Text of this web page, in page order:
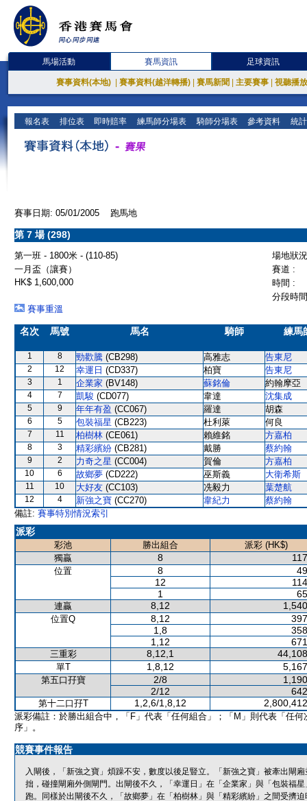
馬場活動 賽馬資訊 足球資訊
賽事資料(本地) 賽事資料(越洋轉播) 賽馬新聞 主要賽事 視聽播
報名表 排位表 即時賠率 練馬師分場表 騎師分場表 參考資料 統
賽事日期: 05/01/2005 跑馬地
第 7 場 (298)
第一班 - 1800米 - (110-85)
場地狀
一月盃（讓賽）
賽道 :
HK$ 1,600,000
時間 :
分段時
賽事重溫
名次 馬號 馬名 騎師 練馬
1 8 勁歡騰 (CB298) 高雅志 告東尼
2 12 幸運日 (CD337) 柏寶 告東尼
3 1 企業家 (BV148) 蘇銘倫 約翰摩亞
4 7 凱駿 (CD077) 韋達 沈集成
5 9 年年有盈 (CC067) 羅達 胡森
6 5 包裝福星 (CB223) 杜利萊 何良
7 11 柏樹林 (CE061) 賴維銘 方嘉柏
8 3 精彩繽紛 (CB281) 戴勝 蔡約翰
9 2 力奇之星 (CC004) 賀倫 方嘉柏
10 6 故鄉夢 (CD222) 巫斯義 大衛希斯
11 10 大好友 (CC103) 冼毅力 葉楚航
12 4 新強之寶 (CC270) 韋紀力
蔡約翰
備註: 賽事特別情況索引
派彩
彩池 勝出組合
派彩 (HK$)
獨贏
8
位置 8
12
1
連贏 8,12
位置Q 8,12
1,8
1,12
三重彩 8,12,1
單T 1,8,12
第五口孖寶 2/8
2/12
第十二口孖T 1,2,6/1,8,12
派彩備註：於勝出組合中，「F」代表「任何組合」；「M」則代表「任何
序」。
競賽事件報告
入閘後，「新強之寶」煩躁不安，數度以後足豎立。「新強之寶」被牽出閘
拙，碰撞閘廂外側閘門。出閘後不久，「幸運日」在「企業家」與「包裝福
跑。同樣於出閘後不久，「故鄉夢」在「柏樹林」與「精彩繽紛」之間受擠